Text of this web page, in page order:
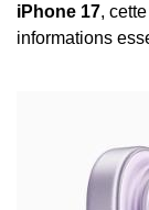
iPhone 17,
informations